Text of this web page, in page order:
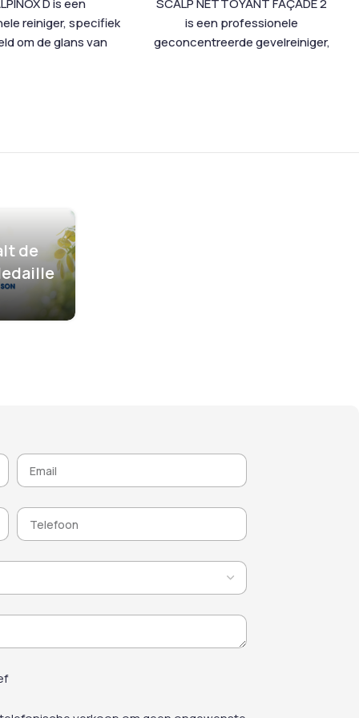
D is een
reiniger, specifiek
om de glans van
neerslag en
heldere en
uitstraling
Daarnaast werkt
D passiverend en
waardoor zowel
als roestvrij staal
en RVS-
SCALP NETTOYANT FAÇADE 2
is een professionele
geconcentreerde gevelreiniger,
vervuiling, stedelijke aanslag en
de